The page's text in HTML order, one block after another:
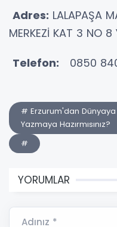
Adres: LALAPAŞA
MERKEZİ KAT 3 NO 8
Telefon: 0850
# Erzurum'dan Dünyaya
Yazmaya Hazırmısınız?
#
YORUMLAR
Adınız *